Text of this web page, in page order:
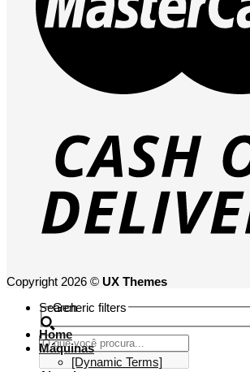
Copyright 2026 © UX Themes
Search
Generic filters
Home
Máquinas
[Dynamic Terms]